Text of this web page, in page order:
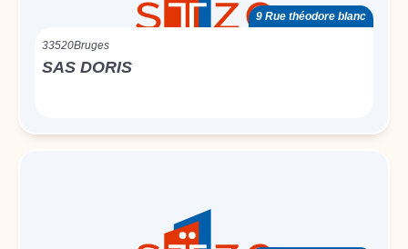
9 Rue théodore blanc
33520Bruges
SAS DORIS